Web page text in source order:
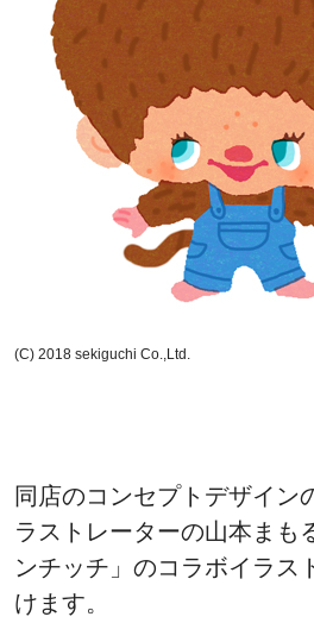
(C) 2018 sekiguchi Co.,Ltd.
同店のコンセプトデザイン
ラストレーターの山本まも
ンチッチ」のコラボイラス
けます。